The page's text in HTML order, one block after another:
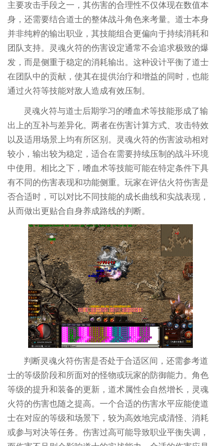
主要攻击手段之一，其伤害的合理性不仅体现在数值本
身，还需要结合道士的整体战斗角色来考量。道士本身
并非纯粹的输出职业，其技能组合更偏向于持续消耗和
团队支持。灵魂火符的伤害设定通常不会追求极致的爆
发，而是侧重于稳定的消耗输出。这种设计平衡了道士
在团队中的贡献，使其在提供治疗和增益的同时，也能
通过火符等技能对敌人造成有效压制。
灵魂火符与道士后期学习的嗜血术等技能形成了输
出上的互补与差异化。两者在伤害计算方式、攻击特效
以及适用场景上均有所区别。灵魂火符的伤害波动相对
较小，输出较为稳定，适合在需要持续压制的战斗环境
中使用。相比之下，嗜血术等技能可能在特定条件下具
有不同的伤害表现和功能侧重。玩家在评估火符伤害是
否合适时，可以对比不同技能的成长曲线和实战表现，
从而做出更贴合自身养成路线的判断。
判断灵魂火符伤害是否处于合适区间，还需参考道
士的等级阶段和所面对的怪物或玩家的防御能力。角色
等级的提升和装备的更新，道术属性会自然增长，灵魂
火符的伤害也随之提高。一个合适的伤害水平应能使道
士在对应的等级和场景下，较为高效地完成清怪、消耗
或参与对决等任务。伤害过高可能导致职业平衡失调，